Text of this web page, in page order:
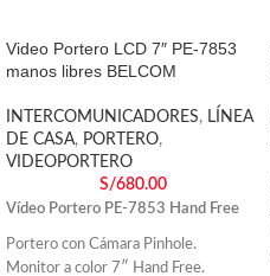
Video Portero LCD 7″ PE-7853
manos libres BELCOM
INTERCOMUNICADORES, LÍNEA
DE CASA, PORTERO,
VIDEOPORTERO
S/680.00
Vídeo Portero PE-7853 Hand Free
Portero con Cámara Pinhole.
Monitor a color 7″ Hand Free.